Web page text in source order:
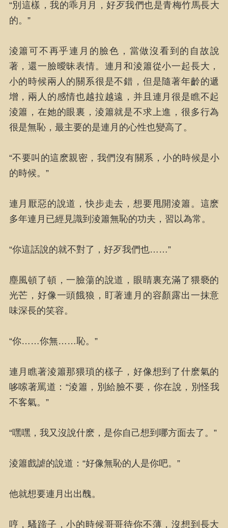
“別這樣，我的乖月月，好歹我們也是青梅竹馬長大
的。”
淩簫可不再乎連月的臉色，當做沒看到的自故說
著，還一臉曖昧表情。連月和淩簫從小一起長大，
小的時候兩人的關系很是不錯，但是隨著年齡的遞
增，兩人的感情也越拉越遠，并且連月很是瞧不起
淩簫，在她的眼裏，淩簫就是不求上進，很多行為
很是無恥，最主要的是連月的心性也變高了。
“不要叫的這麽親密，我們沒有關系，小的時候是小
的時候。”
連月厭惡的說道，快步走去，想要甩開淩簫。這麽
多年連月已經見識到淩簫無恥的功夫，習以為常。
“你這話說的就不對了，好歹我們也……”
塵風頓了頓，一臉蕩的說道，眼睛裏充滿了猥褻的
光芒，好像一頭餓狼，盯著連月的容顏露出一抹意
味深長的笑容。
“你……你無……恥。”
連月瞧著淩簫那猥瑣的樣子，好像想到了什麽氣的
哆嗦著罵道：“淩簫，別給臉不要，你在說，別怪我
不客氣。”
“嘿嘿，我又沒說什麽，是你自己想到哪方面去了。”
淩簫戲謔的說道：“好像無恥的人是你吧。”
他就想要連月出出醜。
哼，騷蹄子，小的時候哥哥待你不薄，沒想到長大